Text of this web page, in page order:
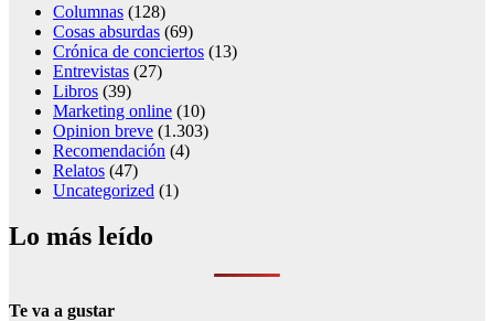
Columnas (128)
Cosas absurdas (69)
Crónica de conciertos (13)
Entrevistas (27)
Libros (39)
Marketing online (10)
Opinion breve (1.303)
Recomendación (4)
Relatos (47)
Uncategorized (1)
Lo más leído
Te va a gustar